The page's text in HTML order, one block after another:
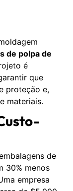
de polpa de
é
que
proteção e,
materiais.
de
30% menos
empresa